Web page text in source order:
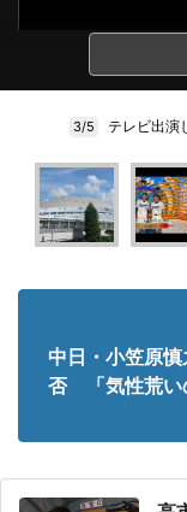
3/5 テレビ出演
中日・小笠原
否 「気性荒い